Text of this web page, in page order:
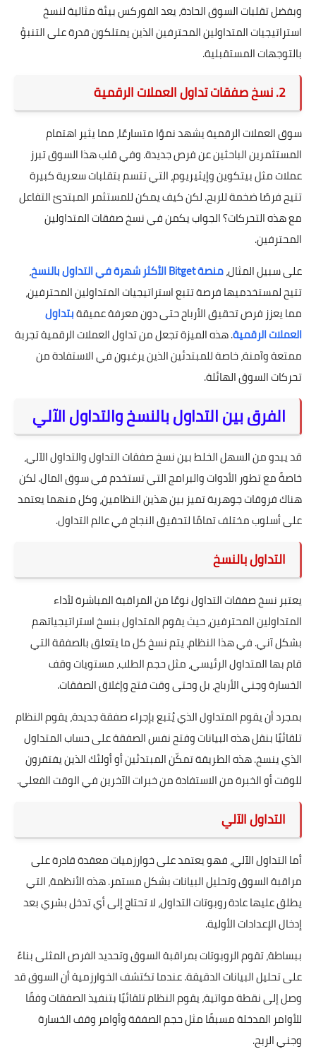
وبفضل تقلبات السوق الحادة، يعد الفوركس بيئة مثالية لنسخ
استراتيجيات المتداولين المحترفين الذين يمتلكون قدرة على التنبؤ
بالتوجهات المستقبلية.
2. نسخ صفقات تداول العملات الرقمية
سوق العملات الرقمية يشهد نموًا متسارعًا، مما يثير اهتمام
المستثمرين الباحثين عن فرص جديدة. وفي قلب هذا السوق تبرز
عملات مثل بيتكوين وإيثيريوم، التي تتسم بتقلبات سعرية كبيرة
تتيح فرصًا ضخمة للربح. لكن كيف يمكن للمستثمر المبتدئ التفاعل
مع هذه التحركات؟ الجواب يكمن في نسخ صفقات المتداولين
المحترفين.
على سبيل المثال،منصة Bitget الأكثر شهرة في التداول بالنسخ
،
تتيح لمستخدميها فرصة تتبع استراتيجيات المتداولين المحترفين،
مما يعزز فرص تحقيق الأرباح حتى دون معرفة عميقةبتداول
العملات الرقمية. هذه الميزة تجعل من تداول العملات الرقمية تجربة
ممتعة وآمنة، خاصة للمبتدئين الذين يرغبون في الاستفادة من
تحركات السوق الهائلة.
الفرق بين التداول بالنسخ والتداول الآلي
قد يبدو من السهل الخلط بين نسخ صفقات التداول والتداول الآلي،
خاصةً مع تطور الأدوات والبرامج التي تستخدم في سوق المال. لكن
هناك فروقات جوهرية تميز بين هذين النظامين، وكل منهما يعتمد
على أسلوب مختلف تمامًا لتحقيق النجاح في عالم التداول.
التداول بالنسخ
يعتبر نسخ صفقات التداول نوعًا من المراقبة المباشرة لأداء
المتداولين المحترفين، حيث يقوم المتداول بنسخ استراتيجياتهم
بشكل آني. في هذا النظام، يتم نسخ كل ما يتعلق بالصفقة التي
قام بها المتداول الرئيسي، مثل حجم الطلب، مستويات وقف
الخسارة وجني الأرباح، بل وحتى وقت فتح وإغلاق الصفقات.
بمجرد أن يقوم المتداول الذي يُتبع بإجراء صفقة جديدة، يقوم النظام
تلقائيًا بنقل هذه البيانات وفتح نفس الصفقة على حساب المتداول
الذي ينسخ. هذه الطريقة تمكّن المبتدئين أو أولئك الذين يفتقرون
للوقت أو الخبرة من الاستفادة من خبرات الآخرين في الوقت الفعلي.
التداول الآلي
أما التداول الآلي، فهو يعتمد على خوارزميات معقدة قادرة على
مراقبة السوق وتحليل البيانات بشكل مستمر. هذه الأنظمة، التي
يطلق عليها عادة روبوتات التداول، لا تحتاج إلى أي تدخل بشري بعد
إدخال الإعدادات الأولية.
ببساطة، تقوم الروبوتات بمراقبة السوق وتحديد الفرص المثلى بناءً
على تحليل البيانات الدقيقة. عندما تكتشف الخوارزمية أن السوق قد
وصل إلى نقطة مواتية، يقوم النظام تلقائيًا بتنفيذ الصفقات وفقًا
للأوامر المدخلة مسبقًا مثل حجم الصفقة وأوامر وقف الخسارة
وجني الربح.